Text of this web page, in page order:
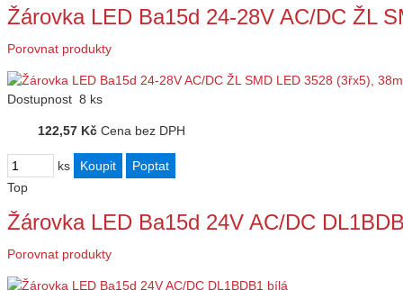
Žárovka LED Ba15d 24-28V AC/DC ŽL
Porovnat produkty
Dostupnost 8 ks
122,57 Kč Cena bez DPH
ks
Top
Žárovka LED Ba15d 24V AC/DC
Porovnat produkty